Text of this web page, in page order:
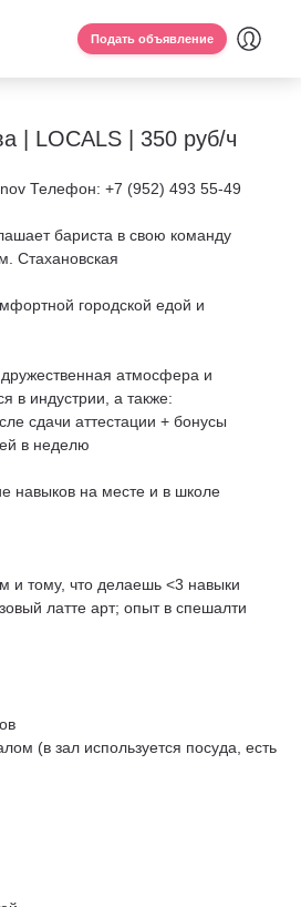
Подать объявление
| LOCALS | 350 руб/ч
Телефон: +7 (952) 493 55-49
бариста в свою команду
Стахановская
городской едой и
атмосфера и
в индустрии, а также:
сдачи аттестации + бонусы
в неделю
навыков на месте и в школе
и тому, что делаешь <3 навыки
латте арт; опыт в спешалти
(в зал используется посуда, есть